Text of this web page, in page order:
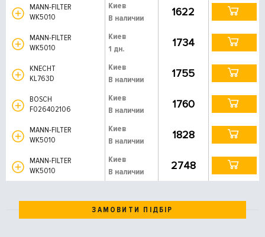
MANN-FILTER
WK5010
Киев
В наличии
1622
MANN-FILTER
WK5010
Киев
1 дн.
1734
KNECHT
KL763D
Киев
В наличии
1755
BOSCH
F026402106
Киев
В наличии
1760
MANN-FILTER
WK5010
Киев
В наличии
1828
MANN-FILTER
WK5010
Киев
В наличии
2748
ЗАМОВИТИ ПІДБІР